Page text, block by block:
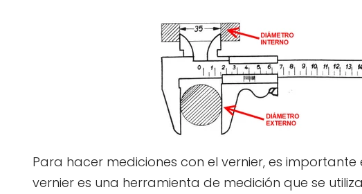
Para hacer mediciones con el vernier, es importante
vernier es una herramienta de medición que se